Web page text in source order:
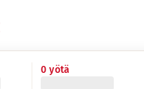
0 yötä